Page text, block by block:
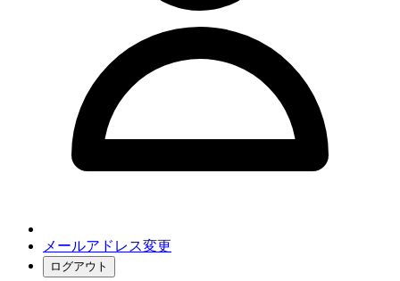
メールアドレス変更
ログアウト